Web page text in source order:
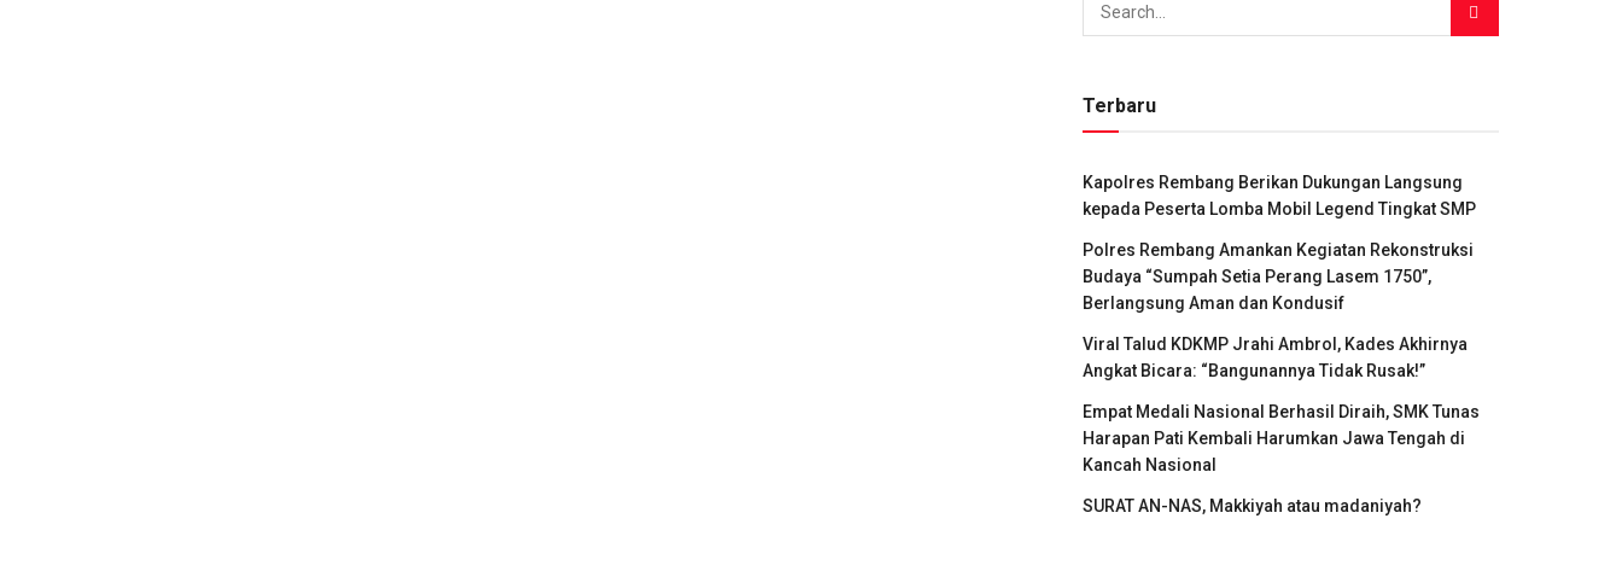
Terbaru
Kapolres Rembang Berikan Dukungan Langsung
kepada Peserta Lomba Mobil Legend Tingkat SMP
Polres Rembang Amankan Kegiatan Rekonstruksi
Budaya “Sumpah Setia Perang Lasem 1750”,
Berlangsung Aman dan Kondusif
Viral Talud KDKMP Jrahi Ambrol, Kades Akhirnya
Angkat Bicara: “Bangunannya Tidak Rusak!”
Empat Medali Nasional Berhasil Diraih, SMK Tunas
Harapan Pati Kembali Harumkan Jawa Tengah di
Kancah Nasional
SURAT AN-NAS, Makkiyah atau madaniyah?